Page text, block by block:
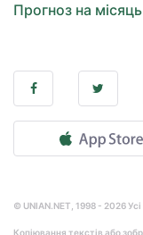
Прогноз на місяць
© UNIAN.NET, 1998 - 2026
Копіювання текстів або